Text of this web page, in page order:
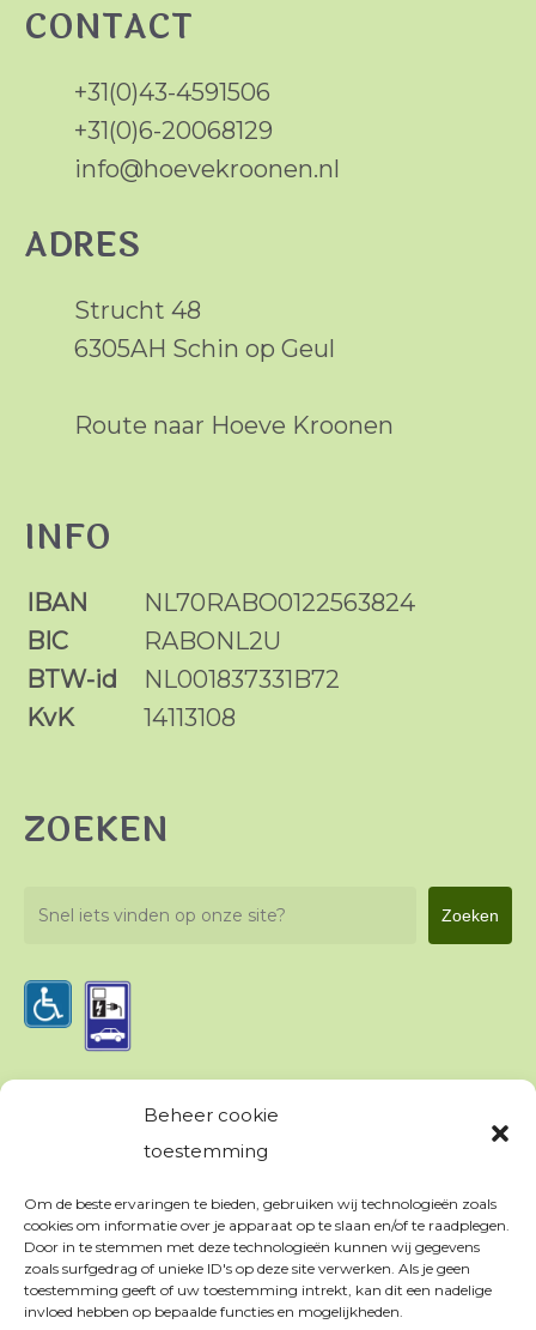
Beheer cookie
toestemming
Om de beste ervaringen te bieden, gebruiken wij technologieën zoals
cookies om informatie over je apparaat op te slaan en/of te raadplegen.
Door in te stemmen met deze technologieën kunnen wij gegevens
zoals surfgedrag of unieke ID's op deze site verwerken. Als je geen
toestemming geeft of uw toestemming intrekt, kan dit een nadelige
invloed hebben op bepaalde functies en mogelijkheden.
CONTACT
+31(0)43-4591506
+31(0)6-20068129
info@hoevekroonen.nl
ADRES
Strucht 48
6305AH Schin op Geul
Route naar Hoeve Kroonen
INFO
IBAN
NL70RABO0122563824
BIC
RABONL2U
BTW-id
NL001837331B72
KvK
14113108
ZOEKEN
Zoeken Zoeken
PRIVACY & VOORWAARDEN
Algemene voorwaarden
Appartementen
Kampeerreglement